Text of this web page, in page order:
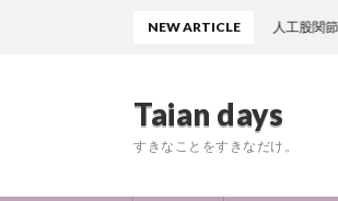
Taian days
すきなことをすきなだけ。
NEW ARTICLE
人工股関節置換術を受けてみ